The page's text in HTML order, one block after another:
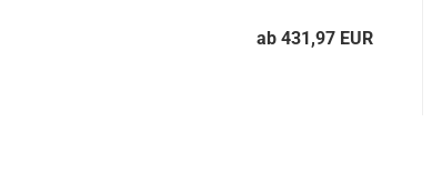
ab 431,97 EUR